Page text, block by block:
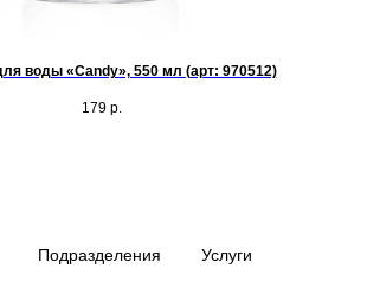
воды «Candy», 550 мл (арт: 970512)
179 р.
Подразделения Услуги